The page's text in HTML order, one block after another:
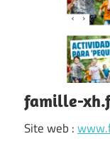
famille-
Site web :